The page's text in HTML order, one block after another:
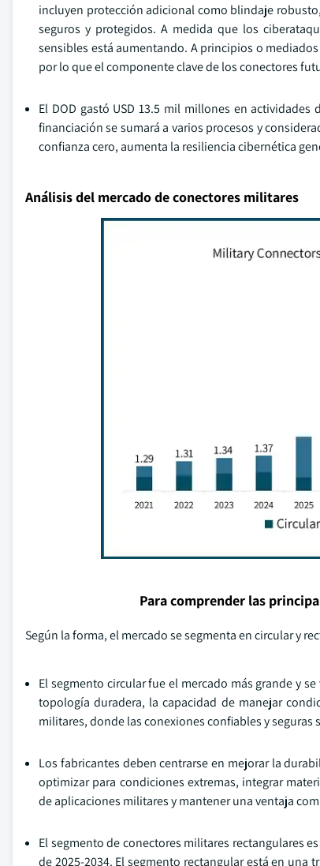
incluyen protección adicional como blindaje
seguros y protegidos. A medida que los
sensibles está aumentando. A principios o
por lo que el componente clave de los conectores
El DOD gastó USD 13.5 mil millones en
financiación se sumará a varios procesos y
confianza cero, aumenta la resiliencia cibernética
Análisis del mercado de conectores militares
Para comprender las
Según la forma, el mercado se segmenta en circular y
El segmento circular fue el mercado más grande y
topología duradera, la capacidad de manejar
militares, donde las conexiones confiables y seguras
Los fabricantes deben centrarse en mejorar la
optimizar para condiciones extremas, integrar
de aplicaciones militares y mantener una ventaja
El segmento de conectores militares rectangulares
de 2025-2034. El segmento rectangular está en